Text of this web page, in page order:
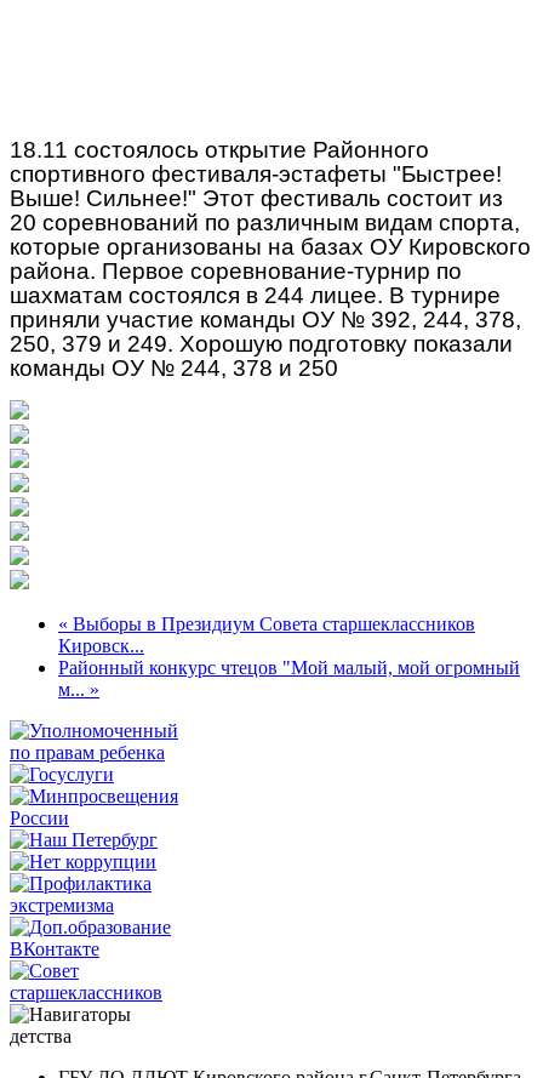
18.11 состоялось открытие Районного
спортивного фестиваля-эстафеты "Быстрее!
Выше! Сильнее!" Этот фестиваль состоит из
20 соревнований по различным видам спорта,
которые организованы на базах ОУ Кировского
района. Первое соревнование-турнир по
шахматам состоялся в 244 лицее. В турнире
приняли участие команды ОУ № 392, 244, 378,
250, 379 и 249. Хорошую подготовку показали
команды ОУ № 244, 378 и 250
« Выборы в Президиум Совета старшеклассников
Кировск...
Районный конкурс чтецов "Мой малый, мой огромный
м... »